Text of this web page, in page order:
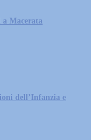
Macerata
dell’Infanzia e